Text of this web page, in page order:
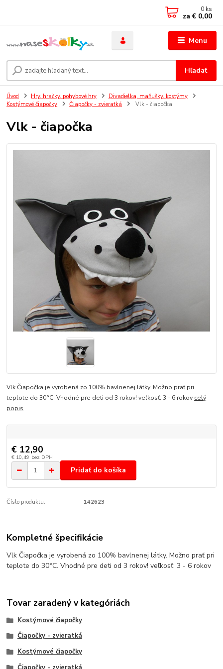
Menu
Hľadať
0 ks
za € 0,00
Úvod Hry, hračky, pohybové hry
Divadielka, maňušky, kostýmy
Kostýmové čiapočky
Čiapočky - zvieratká Vlk - čiapočka
Vlk - čiapočka
Vlk Čiapočka je vyrobená zo 100% bavlnenej látky. Možno prať pri
teplote do 30°C. Vhodné pre deti od 3 rokov! veľkosť: 3 - 6 rokov celý
popis
€ 12,90
€ 10,49 bez DPH
Pridať do košíka
Číslo produktu: 142623
Kompletné špecifikácie
Vlk Čiapočka je vyrobená zo 100% bavlnenej látky. Možno prať pri
teplote do 30°C. Vhodné pre deti od 3 rokov! veľkosť: 3 - 6 rokov
Tovar zaradený v kategóriách
Kostýmové čiapočky
Čiapočky - zvieratká
Kostýmové čiapočky